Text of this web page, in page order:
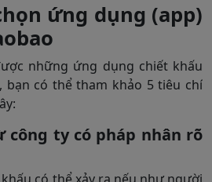
ứng dụng (app)
những ứng dụng chiết khấu
bạn có thể tham khảo 5 tiêu chí
công ty có pháp nhân rõ